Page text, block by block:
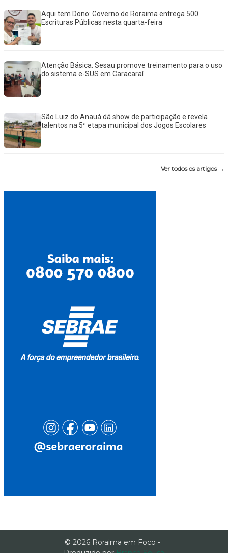
Aqui tem Dono: Governo de Roraima entrega 500
Escrituras Públicas nesta quarta-feira
Atenção Básica: Sesau promove treinamento para o uso
do sistema e-SUS em Caracaraí
São Luiz do Anauá dá show de participação e revela
talentos na 5ª etapa municipal dos Jogos Escolares
Ver todos os artigos →
© 2026 Roraima em Foco -